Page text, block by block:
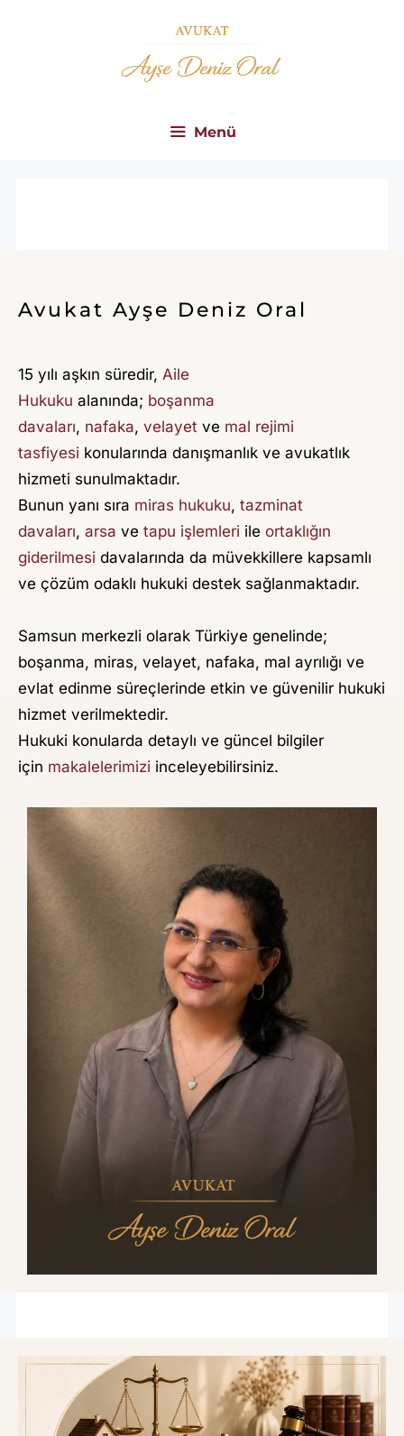
Menü
S
N
A
V
U
K
A
T
A
Y
E
D
E
N
İ
O
A
L
Avukat Ayşe Deniz Oral
15 yılı aşkın süredir, Aile
Hukuku alanında; boşanma
davaları, nafaka, velayet ve mal rejimi
tasfiyesi konularında danışmanlık ve avukatlık
hizmeti sunulmaktadır.
Bunun yanı sıra miras hukuku, tazminat
davaları, arsa ve tapu işlemleri ile ortaklığın
giderilmesi davalarında da müvekkillere kapsamlı
ve çözüm odaklı hukuki destek sağlanmaktadır.
Samsun merkezli olarak Türkiye genelinde;
boşanma, miras, velayet, nafaka, mal ayrılığı ve
evlat edinme süreçlerinde etkin ve güvenilir hukuki
hizmet verilmektedir.
Hukuki konularda detaylı ve güncel bilgiler
için makalelerimizi inceleyebilirsiniz.